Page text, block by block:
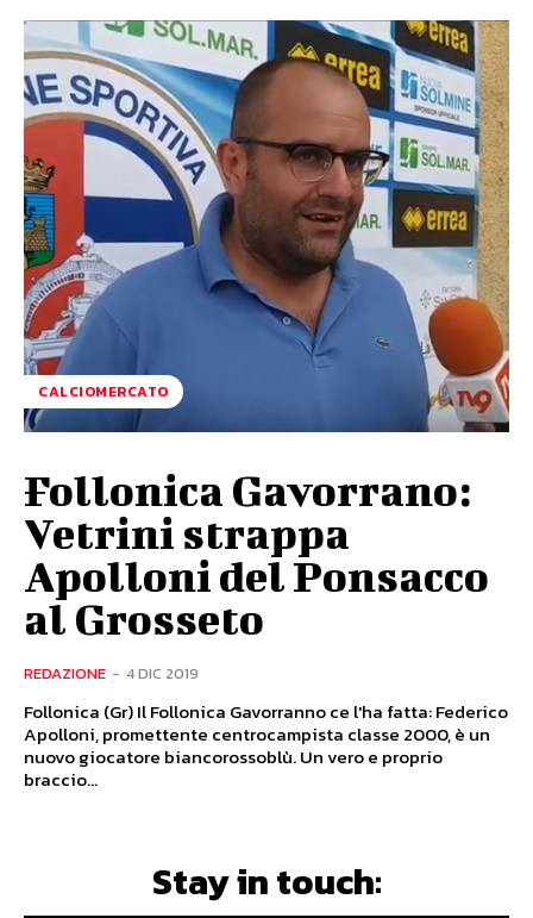
CALCIOMERCATO
Follonica Gavorrano:
Vetrini strappa
Apolloni del Ponsacco
al Grosseto
REDAZIONE - 4 DIC 2019
Follonica (Gr) Il Follonica Gavorranno ce l'ha fatta: Federico
Apolloni, promettente centrocampista classe 2000, è un
nuovo giocatore biancorossoblù. Un vero e proprio
braccio...
Stay in touch: